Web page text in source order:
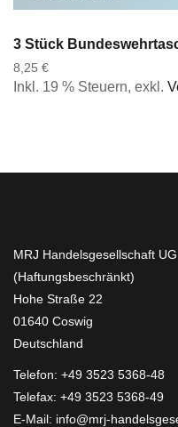
3 Stück
8,25 €
Inkl. 19 % Steuern, exkl.
MRJ Handelsgesellschaft UG
(Haftungsbeschränkt)
Hohe Straße 22
01640 Coswig
Deutschland
Telefon: +49 3523 5368-48
Telefax: +49 3523 5368-49
E-Mail: info@mrj-